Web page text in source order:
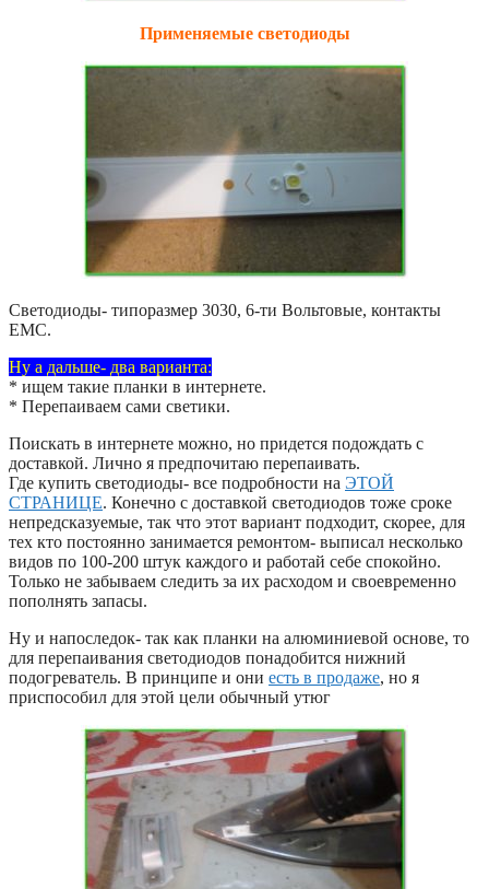
Применяемые светодиоды
Светодиоды- типоразмер 3030, 6-ти Вольтовые, контакты
EMC.
Ну а дальше- два варианта:
* ищем такие планки в интернете.
* Перепаиваем сами светики.
Поискать в интернете можно, но придется подождать с
доставкой. Лично я предпочитаю перепаивать.
Где купить светодиоды- все подробности на ЭТОЙ
СТРАНИЦЕ. Конечно с доставкой светодиодов тоже сроке
непредсказуемые, так что этот вариант подходит, скорее, для
тех кто постоянно занимается ремонтом- выписал несколько
видов по 100-200 штук каждого и работай себе спокойно.
Только не забываем следить за их расходом и своевременно
пополнять запасы.
Ну и напоследок- так как планки на алюминиевой основе, то
для перепаивания светодиодов понадобится нижний
подогреватель. В принципе и они есть в продаже, но я
приспособил для этой цели обычный утюг